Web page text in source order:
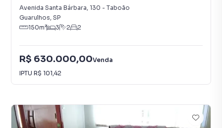
Avenida Santa Bárbara, 130 - Taboão
Guarulhos, SP
150m² 3 2 2
R$ 630.000,00Venda
IPTU R$ 101,42